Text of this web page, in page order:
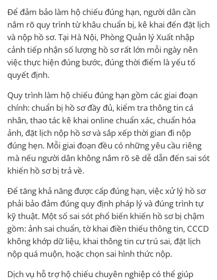
Để đảm bảo làm hộ chiếu đúng hạn, người dân cần
nắm rõ quy trình từ khâu chuẩn bị, kê khai đến đặt lịch
và nộp hồ sơ. Tại Hà Nội, Phòng Quản lý Xuất nhập
cảnh tiếp nhận số lượng hồ sơ rất lớn mỗi ngày nên
việc thực hiện đúng bước, đúng thời điểm là yếu tố
quyết định.
Quy trình làm hộ chiếu đúng hạn gồm các giai đoạn
chính: chuẩn bị hồ sơ đầy đủ, kiểm tra thông tin cá
nhân, thao tác kê khai online chuẩn xác, chuẩn hóa
ảnh, đặt lịch nộp hồ sơ và sắp xếp thời gian đi nộp
đúng hẹn. Mỗi giai đoạn đều có những yêu cầu riêng
mà nếu người dân không nắm rõ sẽ dễ dẫn đến sai sót
khiến hồ sơ bị trả về.
Để tăng khả năng được cấp đúng hạn, việc xử lý hồ sơ
phải bảo đảm đúng quy định pháp lý và đúng trình tự
kỹ thuật. Một số sai sót phổ biến khiến hồ sơ bị chậm
gồm: ảnh sai chuẩn, tờ khai điền thiếu thông tin, CCCD
không khớp dữ liệu, khai thông tin cư trú sai, đặt lịch
nộp quá muộn, hoặc chọn sai hình thức nộp.
Dịch vụ hỗ trợ hộ chiếu chuyên nghiệp có thể giúp